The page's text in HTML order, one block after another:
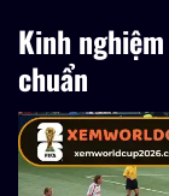
Kinh
chuẩn